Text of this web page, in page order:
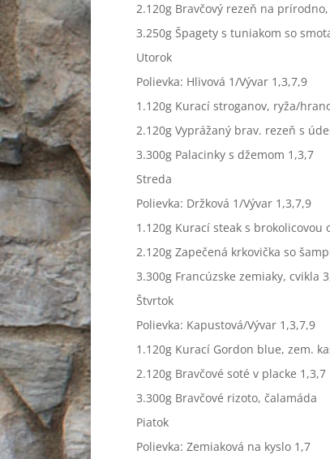
2.120g Bravčový rezeň na
3.250g Špagety s tuniakom so
Utorok
Polievka: Hlivová 1/Vývar 1,3,7,9
1.120g Kurací stroganov, ryža/
2.120g Vyprážaný brav. rezeň s
3.300g Palacinky s džemom 1,3,7
Streda
Polievka: Držková 1/Vývar 1,3,7,9
1.120g Kurací steak s brokolicovou
2.120g Zapečená krkovička so
3.300g Francúzske zemiaky, cvikla
Štvrtok
Polievka: Kapustová/Vývar 1,3,7,9
1.120g Kurací Gordon blue, zem.
2.120g Bravčové soté v placke 1,3,7
3.300g Bravčové rizoto, čalamáda
Piatok
Polievka: Zemiaková na kyslo 1,7